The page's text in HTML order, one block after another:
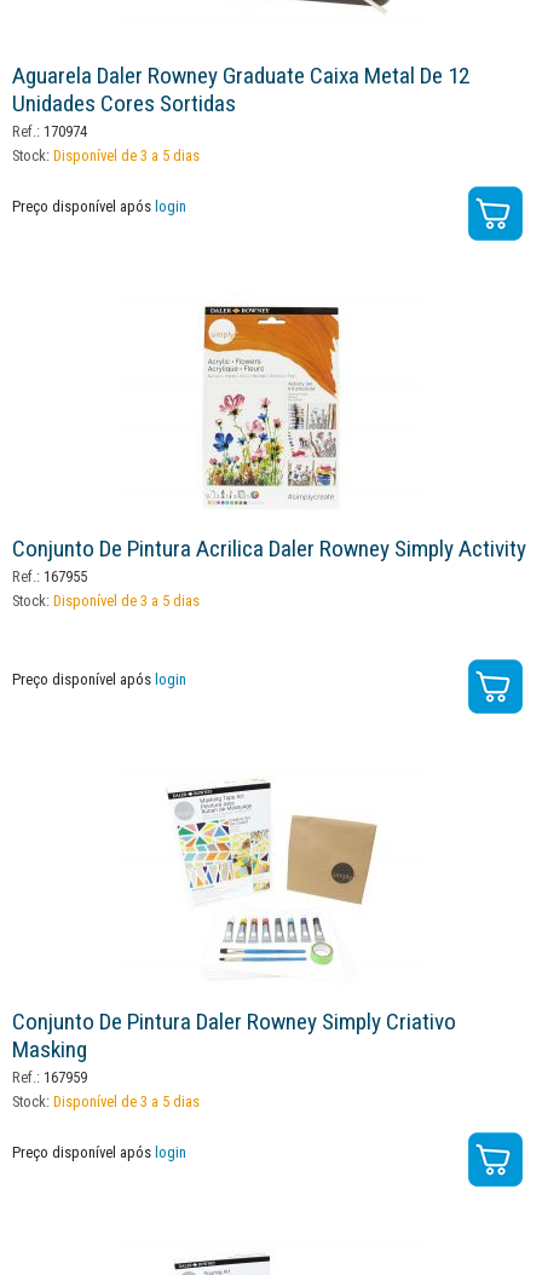
Aguarela Daler Rowney Graduate Caixa Metal De 12
Unidades Cores Sortidas
Ref.: 170974
Stock: Disponível de 3 a 5 dias
Preço disponível após login
Conjunto De Pintura Acrilica Daler Rowney Simply Activity
Ref.: 167955
Stock: Disponível de 3 a 5 dias
Preço disponível após login
Conjunto De Pintura Daler Rowney Simply Criativo
Masking
Ref.: 167959
Stock: Disponível de 3 a 5 dias
Preço disponível após login